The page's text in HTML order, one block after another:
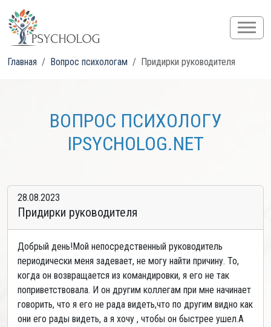
Главная Вопрос психологам Придирки руководителя
ВОПРОС ПСИХОЛОГУ
IPSYCHOLOG.NET
28.08.2023
Придирки руководителя
Добрый день!Мой непосредственный руководитель
периодически меня задевает, не могу найти причину. То,
когда он возвращается из командировки, я его не так
поприветствовала. И он другим коллегам при мне начинает
говорить, что я его не рада видеть,что по другим видно как
они его рады видеть, а я хочу , чтобы он быстрее ушел.А